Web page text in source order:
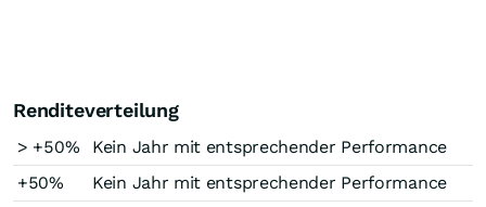
Renditeverteilung
> +50%
Kein Jahr mit entsprechender Performance
+50%
Kein Jahr mit entsprechender Performance